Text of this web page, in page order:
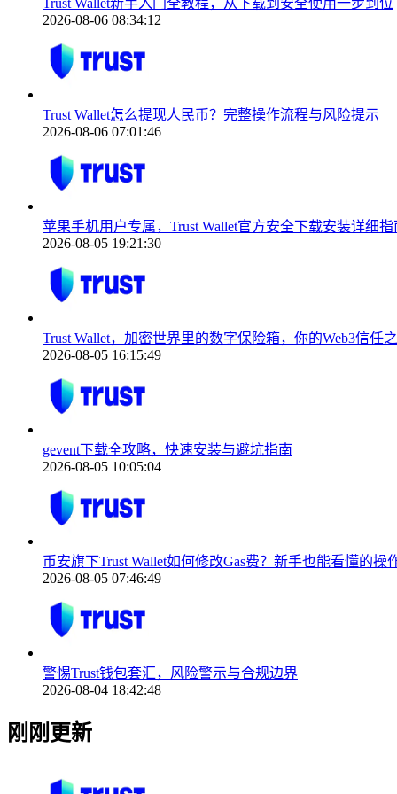
2026-08-06 08:34:12
Trust Wallet怎么提现人民币？完整操作流程与风险提示
2026-08-06 07:01:46
苹果手机用户专属，Trust Wallet官方安全下载安装详细指
2026-08-05 19:21:30
Trust Wallet，加密世界里的数字保险箱，你的Web3信任
2026-08-05 16:15:49
gevent下载全攻略，快速安装与避坑指南
2026-08-05 10:05:04
币安旗下Trust Wallet如何修改Gas费？新手也能看懂的操
2026-08-05 07:46:49
警惕Trust钱包套汇，风险警示与合规边界
2026-08-04 18:42:48
刚刚更新